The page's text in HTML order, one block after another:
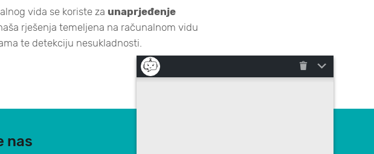
vida se koriste za unaprjeđenje
rješenja temeljena na računalnom vidu
te detekciju nesukladnosti.
nas